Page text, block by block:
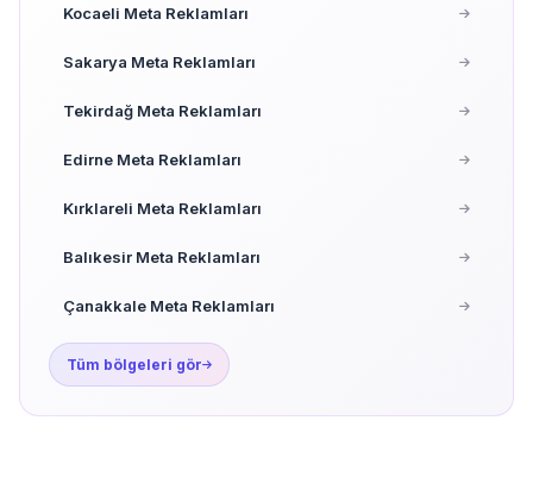
Kocaeli Meta Reklamları
Sakarya Meta Reklamları
Tekirdağ Meta Reklamları
Edirne Meta Reklamları
Kırklareli Meta Reklamları
Balıkesir Meta Reklamları
Çanakkale Meta Reklamları
Tüm bölgeleri gör